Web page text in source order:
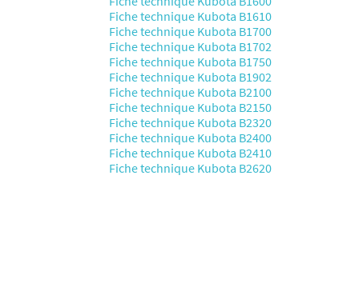
Fiche technique Kubota B1610
Fiche technique Kubota B1700
Fiche technique Kubota B1702
Fiche technique Kubota B1750
Fiche technique Kubota B1902
Fiche technique Kubota B2100
Fiche technique Kubota B2150
Fiche technique Kubota B2320
Fiche technique Kubota B2400
Fiche technique Kubota B2410
Fiche technique Kubota B2620